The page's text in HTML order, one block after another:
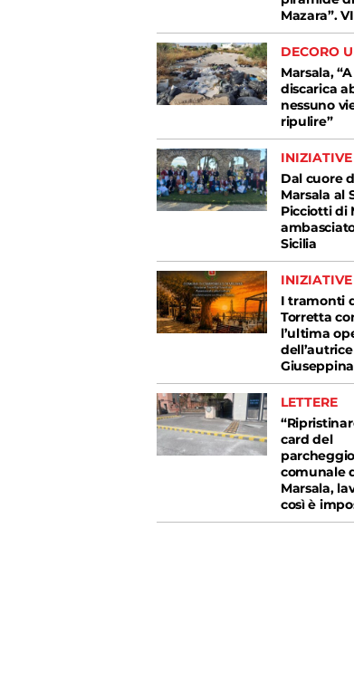
Mazara”.
DECORO
Marsala,
discarica
nessuno
ripulire”
INIZIATIVE
Dal cuore
Marsala al
Picciotti di
Sicilia
INIZIATIVE
I tramonti
Torretta
l’ultima
dell’autrice
LETTERE
card del
parcheggio
comunale
Marsala,
così è